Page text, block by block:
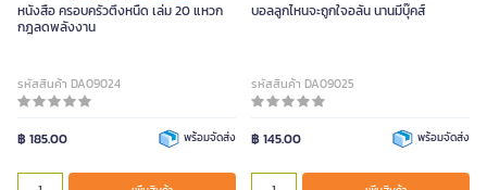
หนังสือ ครอบครัวตึ๋งหนืด เล่ม 20 แหวก
กฎลดพลังงาน
รหัสสินค้า DA09024
฿ 185.00 พร้อมจัดส่ง
บอลลูกไหนจะถูกใจอลัน นานมีบุ๊คส์
รหัสสินค้า DA09025
฿ 145.00 พร้อมจัดส่ง